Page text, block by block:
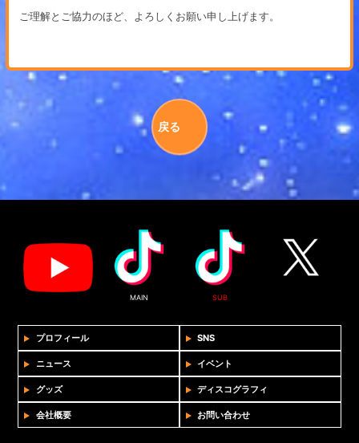
ご理解とご協力のほど、よろしくお願い申し上げます。
戻る
MAIN SUB
プロフィール SNS
ニュース イベント
グッズ ディスコグラフィ
会社概要 お問い合わせ